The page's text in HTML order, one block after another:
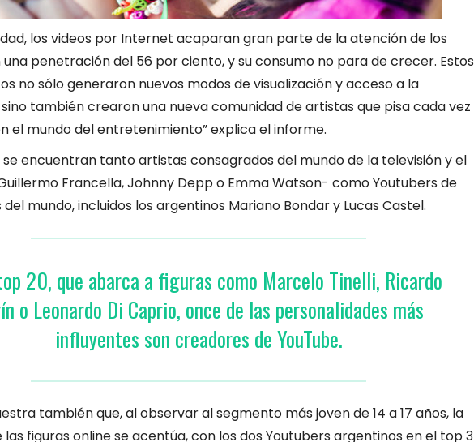
los videos por Internet acaparan gran parte de la atención de los
una penetración del 56 por ciento, y su consumo no para de crecer. Estos
no sólo generaron nuevos modos de visualización y acceso a la
también crearon una nueva comunidad de artistas que pisa cada vez
el mundo del entretenimiento” explica el informe.
se encuentran tanto artistas consagrados del mundo de la televisión y el
Francella, Johnny Depp o Emma Watson- como Youtubers de
mundo, incluidos los argentinos Mariano Bondar y Lucas Castel.
20, que abarca a figuras como Marcelo Tinelli, Ricardo
o Leonardo Di Caprio, once de las personalidades más
influyentes son creadores de YouTube.
también que, al observar al segmento más joven de 14 a 17 años, la
figuras online se acentúa, con los dos Youtubers argentinos en el top 3